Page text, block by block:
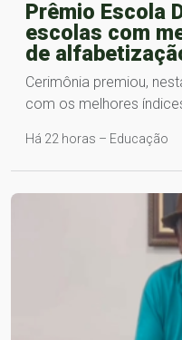
Prêmio Escola
escolas com
de
Cerimônia premiou,
com os melhores
Há 22 horas – Educação